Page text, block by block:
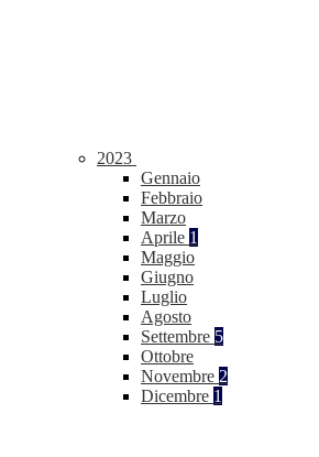
2023
Gennaio
Febbraio
Marzo
Aprile 1
Maggio
Giugno
Luglio
Agosto
Settembre 5
Ottobre
Novembre 2
Dicembre 1